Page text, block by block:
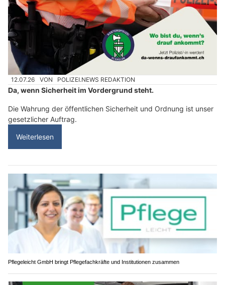
12.07.26 VON POLIZEI.NEWS REDAKTION
Da, wenn Sicherheit im Vordergrund steht.
Die Wahrung der öffentlichen Sicherheit und Ordnung ist unser
gesetzlicher Auftrag.
Weiterlesen
Pflegeleicht GmbH bringt Pflegefachkräfte und Institutionen zusammen